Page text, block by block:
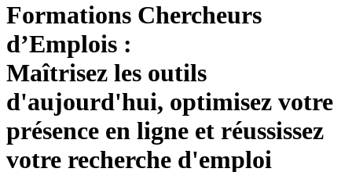
Formations Chercheurs
d’Emplois :
Maîtrisez les outils
d'aujourd'hui, optimisez votre
présence en ligne et réussissez
votre recherche d'emploi